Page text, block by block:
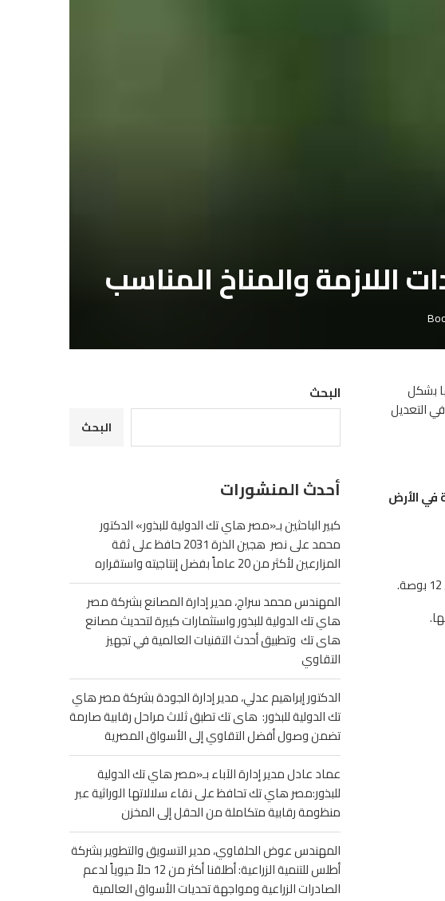
اللازمة والمناخ المناسب
بشكل
التعديل
في الأرض
البحث
البحث
أحدث المنشورات
كبير الباحثين بـ«مصر هاي تك الدولية للبذور» الدكتور
محمد على نصر هجين الذرة 2031 حافظ على ثقة
المزارعين لأكثر من 20 عاماً بفضل إنتاجيته واستقراره
المهندس محمد سراج، مدير إدارة المصانع بشركة مصر
هاي تك الدولية للبذور واستثمارات كبيرة لتحديث مصانع
هاى تك وتطبيق أحدث التقنيات العالمية في تجهيز
التقاوي
الدكتور إبراهيم عدلي، مدير إدارة الجودة بشركة مصر هاي
تك الدولية للبذور: هاى تك تطبق ثلاث مراحل رقابية صارمة
تضمن وصول أفضل التقاوي إلى الأسواق المصرية
عماد عادل مدير إدارة الآباء بـ«مصر هاي تك الدولية
للبذور:مصر هاي تك تحافظ على نقاء سلالاتها الوراثية عبر
منظومة رقابية متكاملة من الحقل إلى المخزن
المهندس عوض الحلفاوي، مدير التسويق والتطوير بشركة
أطلس للتنمية الزراعية: أطلقنا أكثر من 12 حلاً حيوياً لدعم
الصادرات الزراعية ومواجهة تحديات الأسواق العالمية